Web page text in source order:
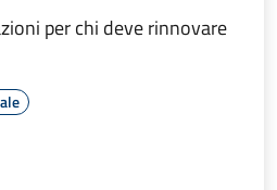
per chi deve rinnovare